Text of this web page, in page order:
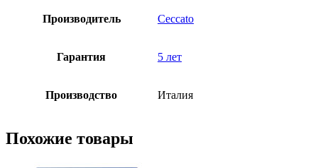
Производитель Ceccato
Гарантия 5 лет
Производство Италия
Похожие товары